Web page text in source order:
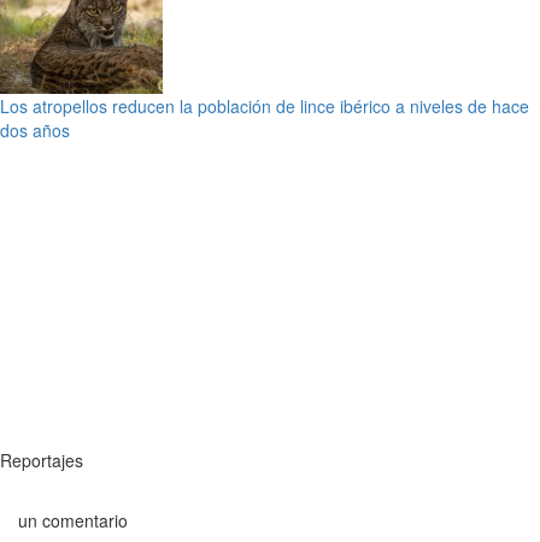
Los atropellos reducen la población de lince ibérico a niveles de hace
dos años
Reportajes
un comentario